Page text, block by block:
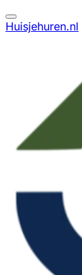
Huisjehuren.nl